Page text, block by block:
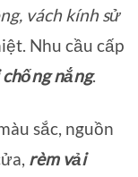
vách kính sử
Nhu cầu cấp
nắng.
sắc, nguồn
rèm vải